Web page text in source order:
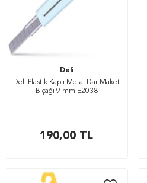
Deli
Deli Plastik Kaplı Metal Dar Maket
Bıçağı 9 mm E2038
190,00 TL